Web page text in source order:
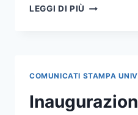
LEGGI DI PIÙ INAUGURATI
NELLA
COMUNICATI STAMPA